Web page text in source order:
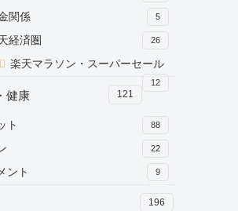
関係 5
経済圏 26
楽天マラソン・スーパーセール
12
健康 121
ト 88
22
ント 9
196